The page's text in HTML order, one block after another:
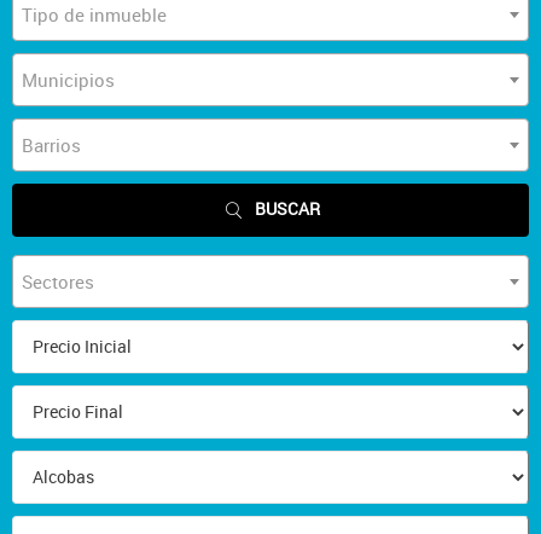
Tipo de inmueble
Municipios
Barrios
BUSCAR
Sectores